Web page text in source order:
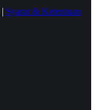
| Syarat & Ketentuan